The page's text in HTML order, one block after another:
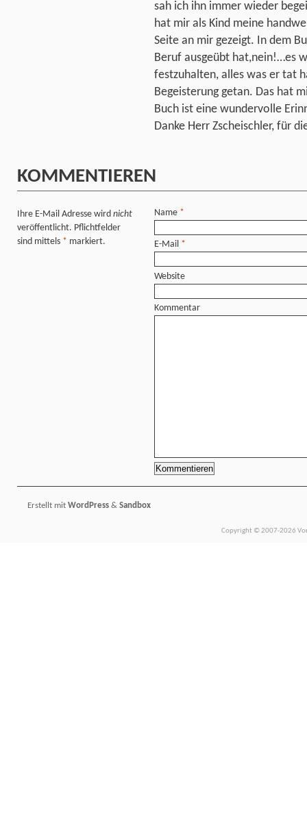
sah ich ihn immer wieder
hat mir als Kind meine
Seite an mir gezeigt. In dem
Beruf ausgeübt hat,nein!…es
festzuhalten, alles was er tat
Begeisterung getan. Das hat
Buch ist eine wundervolle
Danke Herr Zscheischler, für
KOMMENTIEREN
Ihre E-Mail Adresse wird nicht
veröffentlicht. Pflichtfelder
sind mittels * markiert.
Name *
E-Mail *
Website
Kommentar
Erstellt mit WordPress & Sandbox
Copyright © 2007-2026